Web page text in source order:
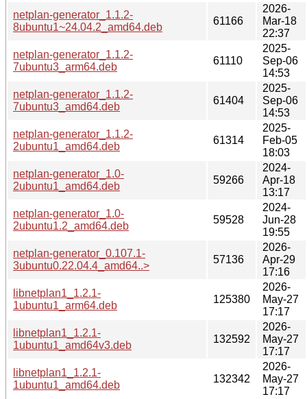
netplan-generator_1.1.2-
8ubuntu1~24.04.2_amd64.deb
61166
2026-
Mar-18
22:37
netplan-generator_1.1.2-
7ubuntu3_arm64.deb
61110
2025-
Sep-06
14:53
netplan-generator_1.1.2-
7ubuntu3_amd64.deb
61404
2025-
Sep-06
14:53
netplan-generator_1.1.2-
2ubuntu1_amd64.deb
61314
2025-
Feb-05
18:03
netplan-generator_1.0-
2ubuntu1_amd64.deb
59266
2024-
Apr-18
13:17
netplan-generator_1.0-
2ubuntu1.2_amd64.deb
59528
2024-
Jun-28
19:55
netplan-generator_0.107.1-
3ubuntu0.22.04.4_amd64..>
57136
2026-
Apr-29
17:16
libnetplan1_1.2.1-
1ubuntu1_arm64.deb
125380
2026-
May-27
17:17
libnetplan1_1.2.1-
1ubuntu1_amd64v3.deb
132592
2026-
May-27
17:17
libnetplan1_1.2.1-
1ubuntu1_amd64.deb
132342
2026-
May-27
17:17